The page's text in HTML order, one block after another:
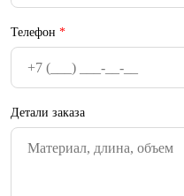
Телефон *
Детали заказа